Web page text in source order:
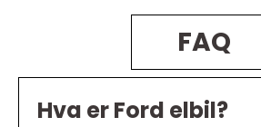
FAQ
Hva er Ford elbil?